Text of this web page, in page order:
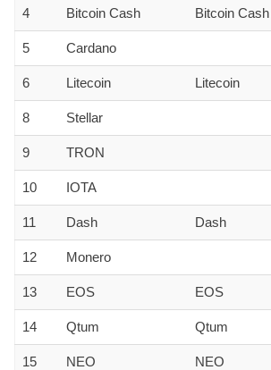
4 Bitcoin Cash Bitcoin Cash
5 Cardano
6 Litecoin Litecoin
8 Stellar
9 TRON
10 IOTA
11 Dash Dash
12 Monero
13 EOS EOS
14 Qtum Qtum
15 NEO NEO